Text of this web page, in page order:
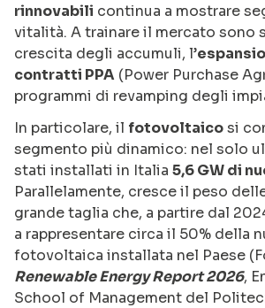
rinnovabili continua a mostrare
vitalità. A trainare il mercato sono
crescita degli accumuli, l’
contratti PPA (Power Purchase
programmi di revamping degli
In particolare, il fotovoltaicosi
segmento più dinamico: nel solo
stati installati in Italia 5,6 GW di
Parallelamente, cresce il peso
grande taglia che, a partire dal
a rappresentare circa il 50% della
fotovoltaica installata nel Paese
Renewable Energy Report 2026,
School of Management del